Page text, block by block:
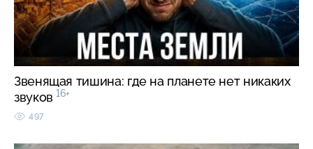
Звенящая тишина: где на планете нет никаких
звуков 16+
497